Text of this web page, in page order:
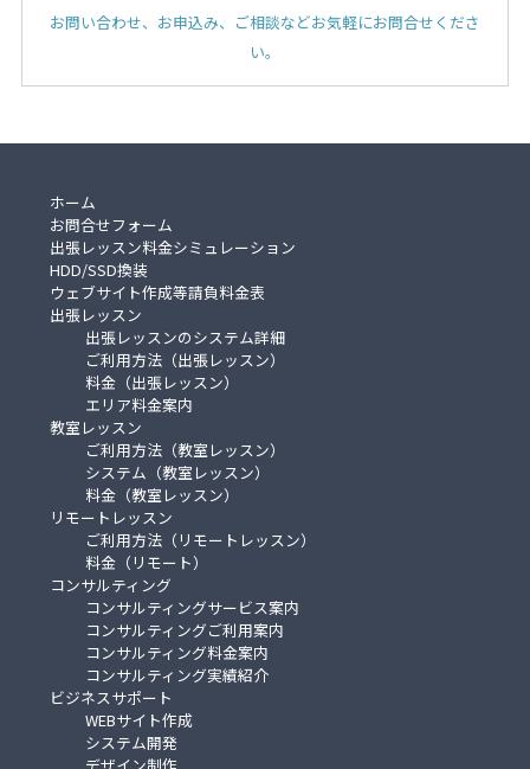
お問い合わせ、お申込み、ご相談などお気軽にお問合せくださ
い。
ホーム
お問合せフォーム
出張レッスン料金シミュレーション
HDD/SSD換装
ウェブサイト作成等請負料金表
出張レッスン
出張レッスンのシステム詳細
ご利用方法（出張レッスン）
料金（出張レッスン）
エリア料金案内
教室レッスン
ご利用方法（教室レッスン）
システム（教室レッスン）
料金（教室レッスン）
リモートレッスン
ご利用方法（リモートレッスン）
料金（リモート）
コンサルティング
コンサルティングサービス案内
コンサルティングご利用案内
コンサルティング料金案内
コンサルティング実績紹介
ビジネスサポート
WEBサイト作成
システム開発